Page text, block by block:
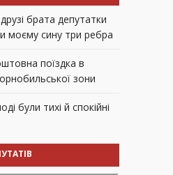
брата депутатки
моєму сину три ребра
поїздка в
зони
були тихі й спокійні